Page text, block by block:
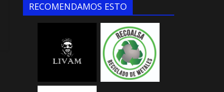
RECOMENDAMOS ESTO